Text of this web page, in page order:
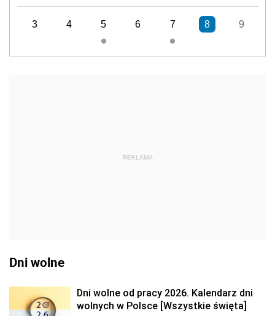
3 4 5 6 7 8 9
REKLAMA
Dni wolne
Dni wolne od pracy 2026. Kalendarz dni
wolnych w Polsce [Wszystkie święta]